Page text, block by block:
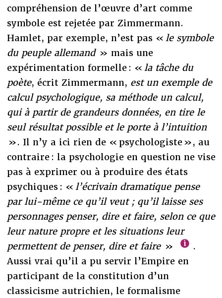
compréhension de l’œuvre d’art comme
symbole est rejetée par Zimmermann.
Hamlet, par exemple, n’est pas « le symbole
du peuple allemand » mais une
expérimentation formelle : « la tâche du
poète, écrit Zimmermann, est un exemple de
calcul psychologique, sa méthode un calcul,
qui à partir de grandeurs données, en tire le
seul résultat possible et le porte à l’intuition
». Il n’y a ici rien de « psychologiste », au
contraire : la psychologie en question ne vise
pas à exprimer ou à produire des états
psychiques : « l’écrivain dramatique pense
par lui-même ce qu’il veut ; qu’il laisse ses
personnages penser, dire et faire, selon ce que
leur nature propre et les situations leur
permettent de penser, dire et faire »
.
Aussi vrai qu’il a pu servir l’Empire en
participant de la constitution d’un
classicisme autrichien, le formalisme